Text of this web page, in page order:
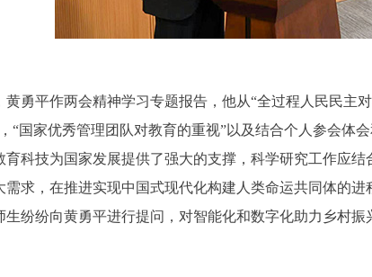
黄勇平作两会精神学习专题报告，他从“全过程人民民主
“国家优秀管理团队对教育的重视”以及结合个人参会体
育科技为国家发展提供了强大的支撑，科学研究工作应
需求，在推进实现中国式现代化构建人类命运共同体的进
生纷纷向黄勇平进行提问，对智能化和数字化助力乡村振